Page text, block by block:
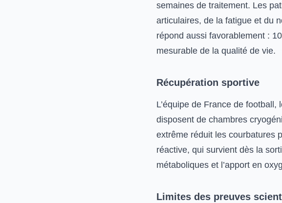
semaines de traitement. Les
articulaires, de la fatigue et du
répond aussi favorablement :
mesurable de la qualité de vie.
Récupération sportive
L’équipe de France de
disposent de chambres
extrême réduit les courbatures
réactive, qui survient dès la
métaboliques et l’apport en
Limites des preuves